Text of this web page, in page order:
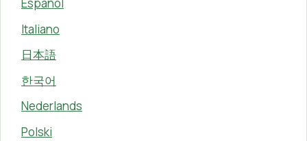
Español
Italiano
日本語
한국어
Nederlands
Polski